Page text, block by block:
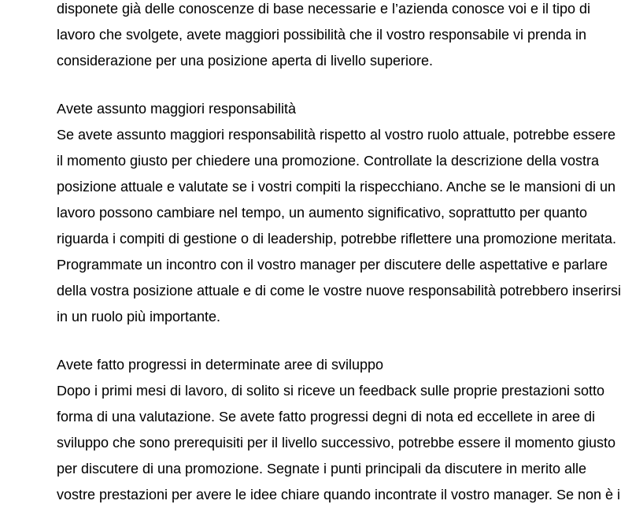
disponete già delle conoscenze di base necessarie e l’azienda conosce voi e il tipo di
lavoro che svolgete, avete maggiori possibilità che il vostro responsabile vi prenda in
considerazione per una posizione aperta di livello superiore.
Avete assunto maggiori responsabilità
Se avete assunto maggiori responsabilità rispetto al vostro ruolo attuale, potrebbe essere
il momento giusto per chiedere una promozione. Controllate la descrizione della vostra
posizione attuale e valutate se i vostri compiti la rispecchiano. Anche se le mansioni di un
lavoro possono cambiare nel tempo, un aumento significativo, soprattutto per quanto
riguarda i compiti di gestione o di leadership, potrebbe riflettere una promozione meritata.
Programmate un incontro con il vostro manager per discutere delle aspettative e parlare
della vostra posizione attuale e di come le vostre nuove responsabilità potrebbero inserirsi
in un ruolo più importante.
Avete fatto progressi in determinate aree di sviluppo
Dopo i primi mesi di lavoro, di solito si riceve un feedback sulle proprie prestazioni sotto
forma di una valutazione. Se avete fatto progressi degni di nota ed eccellete in aree di
sviluppo che sono prerequisiti per il livello successivo, potrebbe essere il momento giusto
per discutere di una promozione. Segnate i punti principali da discutere in merito alle
vostre prestazioni per avere le idee chiare quando incontrate il vostro manager. Se non è il